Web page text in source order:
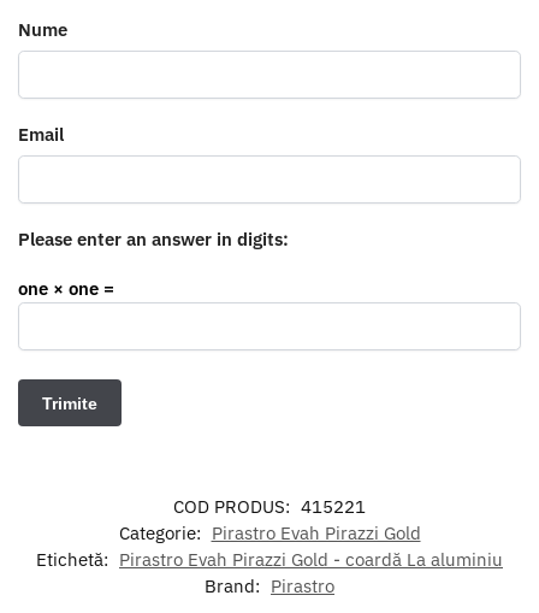
Nume
Email
Please enter an answer in digits:
one × one =
COD PRODUS: 415221
Categorie: Pirastro Evah Pirazzi Gold
Etichetă: Pirastro Evah Pirazzi Gold - coardă La aluminiu
Brand: Pirastro